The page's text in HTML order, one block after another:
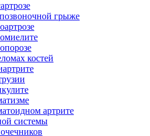
грыже
костей
артрите
системы